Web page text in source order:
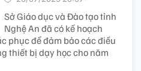
Sở Giáo dục và Đào tạo tỉnh
Nghệ An đã có kế hoạch
phục để đảm bảo các điều
thiết bị dạy học cho năm